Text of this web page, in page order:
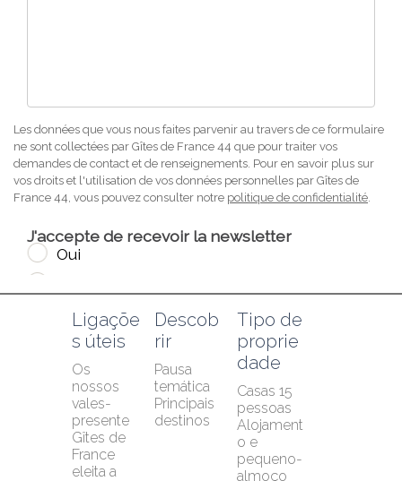
Ligaçõe
s úteis
Os
nossos
vales-
presente
Gîtes de
France
eleita a
Descob
rir
Pausa
temática
Principais
destinos
Tipo de
proprie
dade
Casas 15
pessoas
Alojament
o e
pequeno-
almoço